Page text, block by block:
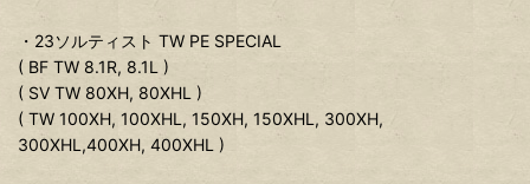
・23ソルティスト TW PE SPECIAL
( BF TW 8.1R, 8.1L )
( SV TW 80XH, 80XHL )
( TW 100XH, 100XHL, 150XH, 150XHL, 300XH,
300XHL,400XH, 400XHL )